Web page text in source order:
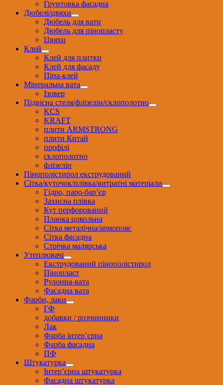
Грунтовка фасадна
Дюбелі/цвяхи
Дюбель для вати
Дюбель для пінопласту
Цвяхи
Клей
Клей для плитки
Клей для фасаду
Піна-клей
Мінеральна вата
Ізовер
Підвісна стеля/флізелін/склополотно
KCS
KRAFT
плити ARMSTRONG
плити Китай
профілі
склополотно
флізелін
Пінополістирол екструдований
Сітка/куточок/плівка/витратні матеріали
Гідро, паро-бар’єр
Захисна плівка
Кут перфорований
Планка цокольна
Сітка металічна/армопояс
Сітка фасадна
Стрічка малярська
Утеплювачі
Екструдований пінополістирол
Пінопласт
Рулонна-вата
Фасадна вата
Фарби, лаки
ГФ
добавки / розчинники
Лак
Фарба інтер’єрна
Фарба фасадна
ПФ
Штукатурка
Інтер’єрна штукатурка
Фасадна штукатурка